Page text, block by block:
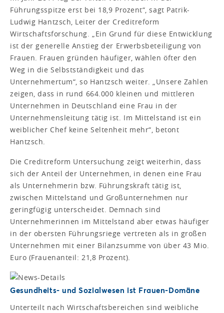
Führungsspitze erst bei 18,9 Prozent“, sagt Patrik-
Ludwig Hantzsch, Leiter der Creditreform
Wirtschaftsforschung. „Ein Grund für diese Entwicklung
ist der generelle Anstieg der Erwerbsbeteiligung von
Frauen. Frauen gründen häufiger, wählen öfter den
Weg in die Selbstständigkeit und das
Unternehmertum“, so Hantzsch weiter. „Unsere Zahlen
zeigen, dass in rund 664.000 kleinen und mittleren
Unternehmen in Deutschland eine Frau in der
Unternehmensleitung tätig ist. Im Mittelstand ist ein
weiblicher Chef keine Seltenheit mehr“, betont
Hantzsch.
Die Creditreform Untersuchung zeigt weiterhin, dass
sich der Anteil der Unternehmen, in denen eine Frau
als Unternehmerin bzw. Führungskraft tätig ist,
zwischen Mittelstand und Großunternehmen nur
geringfügig unterscheidet. Demnach sind
Unternehmerinnen im Mittelstand aber etwas häufiger
in der obersten Führungsriege vertreten als in großen
Unternehmen mit einer Bilanzsumme von über 43 Mio.
Euro (Frauenanteil: 21,8 Prozent).
Gesundheits- und Sozialwesen ist Frauen-Domäne
Unterteilt nach Wirtschaftsbereichen sind weibliche